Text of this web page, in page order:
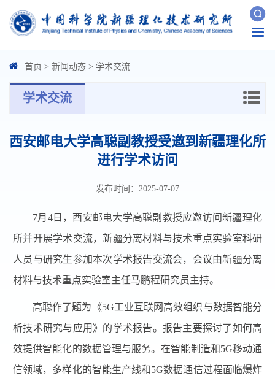
首页 > 新闻动态 > 学术交流
学术交流
西安邮电大学高聪副教授受邀到新疆理化所
进行学术访问
发布时间：2025-07-07
7月4日，西安邮电大学高聪副教授应邀访问新疆理化
所并开展学术交流，新疆分离材料与技术重点实验室科研
人员与研究生参加本次学术报告交流会，会议由新疆分离
材料与技术重点实验室主任马鹏程研究员主持。
高聪作了题为《5G工业互联网高效组织与数据智能分
析技术研究与应用》的学术报告。报告主要探讨了如何高
效提供智能化的数据管理与服务。在智能制造和5G移动通
信领域，多样化的智能生产线和5G数据通信过程面临爆炸